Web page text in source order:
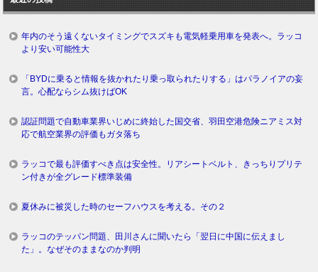
年内のそう遠くないタイミングでスズキも電気軽乗用車を発表へ。ラッコ
より安い可能性大
「BYDに乗ると情報を抜かれたり乗っ取られたりする」はパラノイアの妄
言。心配ならシム抜けばOK
認証問題で自動車業界いじめに終始した国交省、羽田空港危険ニアミス対
応で航空業界の評価もガタ落ち
ラッコで最も評価すべき点は安全性。リアシートベルト、きっちりプリテ
ン付きが全グレード標準装備
夏休みに被災した時のセーフハウスを考える。その２
ラッコのテッパン問題、田川さんに聞いたら「翌日に中国に伝えまし
た」。なぜそのままなのか判明